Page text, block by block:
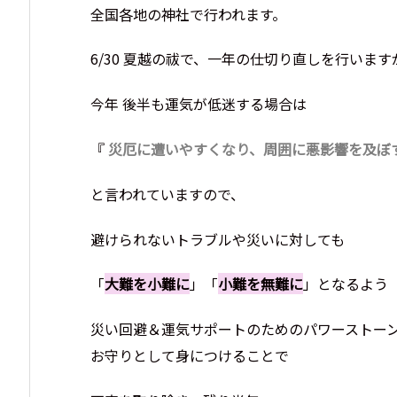
全国各地の神社で行われます。
6/30 夏越の祓で、一年の仕切り直しを行います
今年 後半も運気が低迷する場合は
『災厄に遭いやすくなり、周囲に悪影響を及ぼ
と言われていますので、
避けられないトラブルや災いに対しても
「大難を小難に」「小難を無難に」となるよう
災い回避＆運気サポートのためのパワーストー
お守りとして身につけることで